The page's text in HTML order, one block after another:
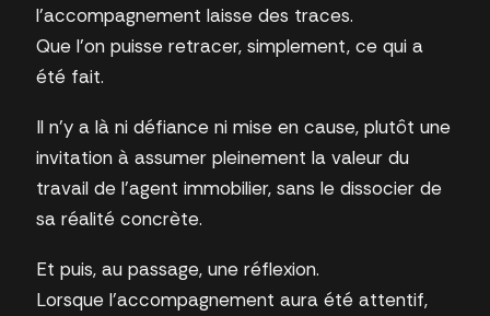
l’accompagnement laisse des traces.
Que l’on puisse retracer, simplement, ce qui a
été fait.
Il n’y a là ni défiance ni mise en cause, plutôt une
invitation à assumer pleinement la valeur du
travail de l’agent immobilier, sans le dissocier de
sa réalité concrète.
Et puis, au passage, une réflexion.
Lorsque l’accompagnement aura été attentif,